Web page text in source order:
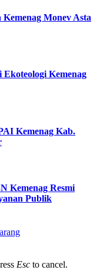
Monev Asta
Kemenag
Kemenag Kab.
Kemenag Resmi
Publik
Esc to cancel.